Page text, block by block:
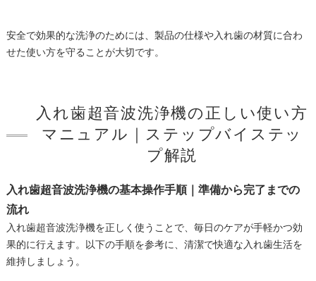
安全で効果的な洗浄のためには、製品の仕様や入れ歯の材質に合わ
せた使い方を守ることが大切です。
入れ歯超音波洗浄機の正しい使い方
マニュアル｜ステップバイステッ
プ解説
入れ歯超音波洗浄機の基本操作手順｜準備から完了までの
流れ
入れ歯超音波洗浄機を正しく使うことで、毎日のケアが手軽かつ効
果的に行えます。以下の手順を参考に、清潔で快適な入れ歯生活を
維持しましょう。